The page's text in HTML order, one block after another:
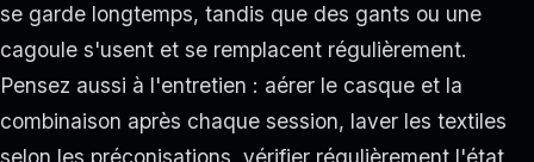
se garde longtemps, tandis que des gants ou une
cagoule s'usent et se remplacent régulièrement.
Pensez aussi à l'entretien : aérer le casque et la
combinaison après chaque session, laver les textiles
selon les préconisations, vérifier régulièrement l'état